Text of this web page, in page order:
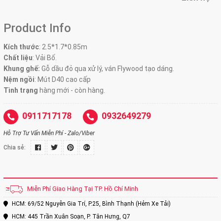
Product Info
Kích thước: 2.5*1.7*0.85m
Chất liệu: Vải Bố.
Khung ghế: Gỗ dầu đỏ qua xử lý, ván Flywood tạo dáng.
Nệm ngồi: Mút D40 cao cấp
Tình trạng hàng mới - còn hàng.
0911717178 0932649279
Hỗ Trợ Tư Vấn Miễn Phí - Zalo/Viber
Chia sẻ:
Miễn Phí Giao Hàng Tại TP. Hồ Chí Minh
HCM: 69/52 Nguyễn Gia Trí, P.25, Bình Thạnh (Hẻm Xe Tải)
HCM: 445 Trần Xuân Soạn, P. Tân Hưng, Q7